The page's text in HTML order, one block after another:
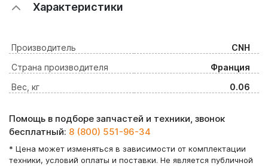
Характеристики
Производитель
CNH
Страна производителя
Франция
Вес, кг
0.06
Помощь в подборе запчастей и техники, звонок
бесплатный: 8 (800) 551-96-34
* Цена может изменяться в зависимости от комплектации
техники, условий оплаты и поставки. Не является публичной